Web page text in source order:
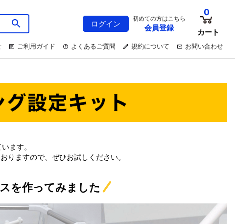
ログイン
初めての方はこちら
会員登録
0
カート
ご利用ガイド よくあるご質問 規約について お問い合わせ
ます。
りますので、ぜひお試しください。
を作ってみました